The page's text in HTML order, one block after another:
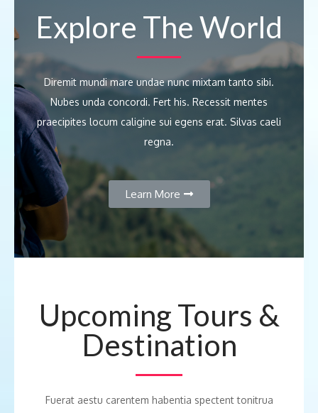
Explore The World
Diremit mundi mare undae nunc mixtam tanto sibi.
Nubes unda concordi. Fert his. Recessit mentes
praecipites locum caligine sui egens erat. Silvas caeli
regna.
Learn More
Upcoming Tours &
Destination
Fuerat aestu carentem habentia spectent tonitrua